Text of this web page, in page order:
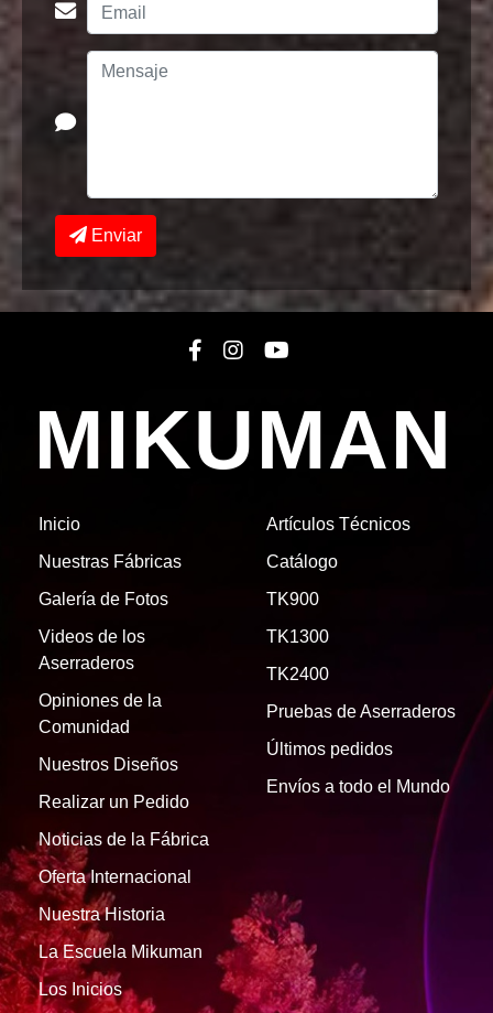
Enviar
MIKUMAN
Inicio
Nuestras Fábricas
Galería de Fotos
Videos de los
Aserraderos
Opiniones de la
Comunidad
Nuestros Diseños
Realizar un Pedido
Noticias de la Fábrica
Artículos Técnicos
Catálogo
TK900
TK1300
TK2400
Pruebas de Aserraderos
Últimos pedidos
Envíos a todo el Mundo
Oferta Internacional
Nuestra Historia
La Escuela Mikuman
Los Inicios